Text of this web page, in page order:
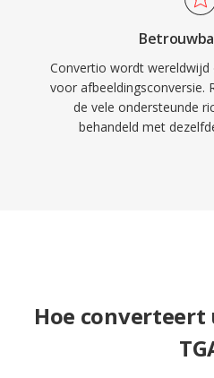
Convertio wordt
voor afbeeldingsconversie.
de vele ondersteunde
behandeld met
Hoe converteert